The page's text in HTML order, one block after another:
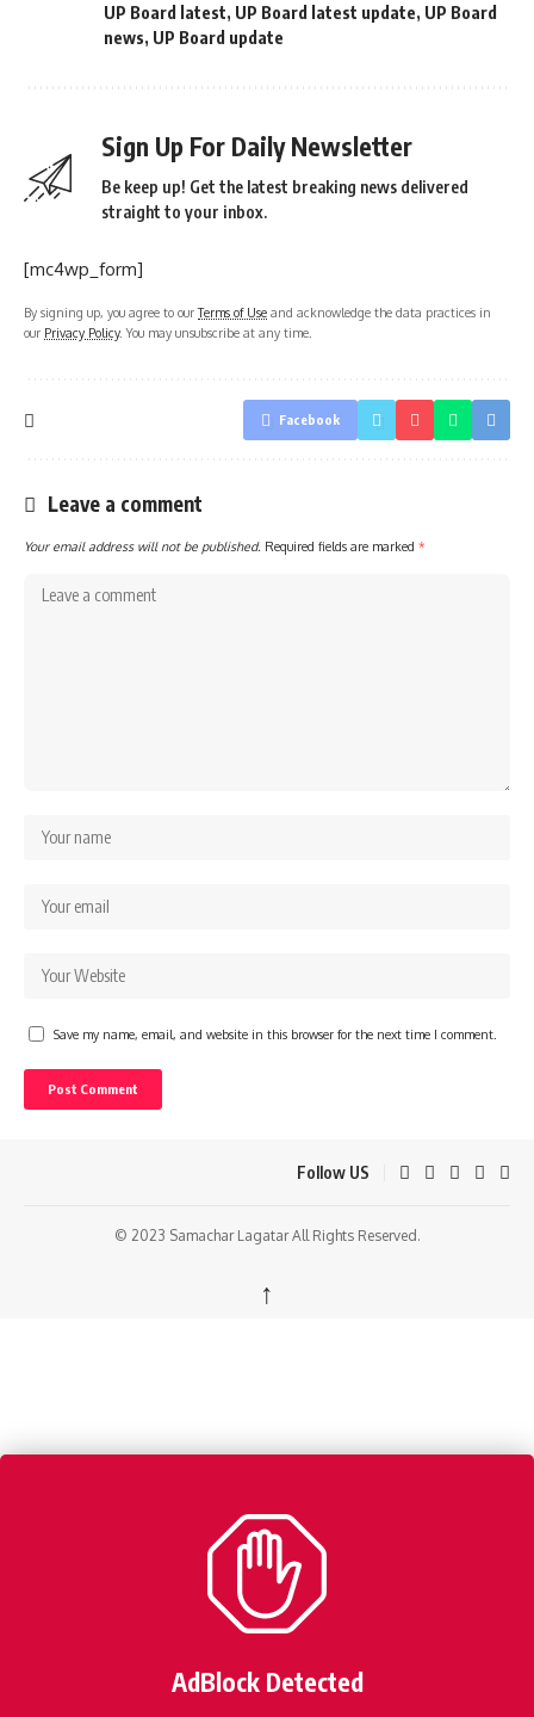
UP Board latest, UP Board latest update, UP Board
news, UP Board update
Sign Up For Daily Newsletter
Be keep up! Get the latest breaking news delivered
straight to your inbox.
[mc4wp_form]
By signing up, you agree to ourTerms of Use and acknowledge the data practices in
our Privacy Policy. You may unsubscribe at any time.
Facebook
Leave a comment
Your email address will not be published. Required fields are marked *
Save my name, email, and website in this browser for the next time I comment.
Follow US
© 2023 Samachar Lagatar All Rights Reserved.
↑
AdBlock Detected